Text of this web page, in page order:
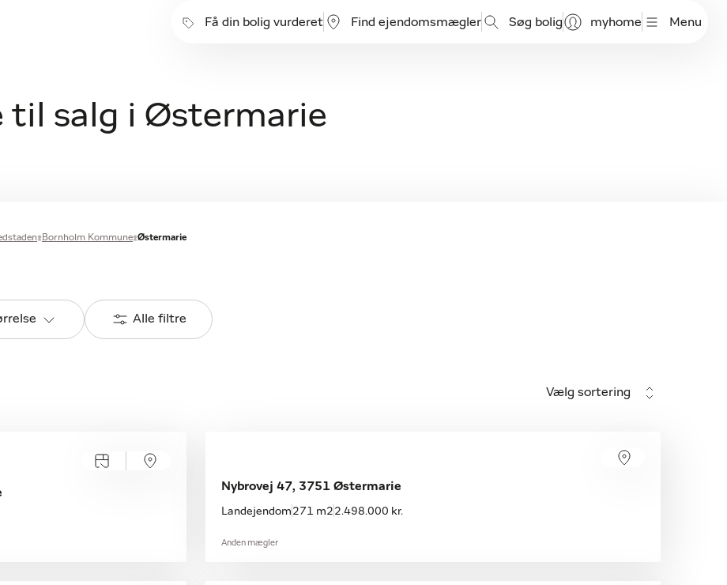
Få din bolig vurderet Find ejendomsmægler Søg bolig myhome Menu
til salg i Østermarie
Bornholm Kommune Østermarie
Alle filtre
Vælg sortering
Nybrovej 47, 3751 Østermarie
Landejendom 271 m2 2.498.000 kr.
Anden mægler